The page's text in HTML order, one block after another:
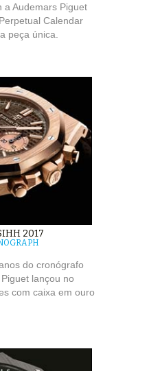
a Audemars Piguet
Calendar
peça única.
2017
do cronógrafo
lançou no
com caixa em ouro